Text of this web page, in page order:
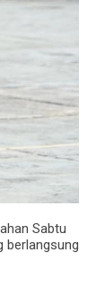
Sabtu
berlangsung